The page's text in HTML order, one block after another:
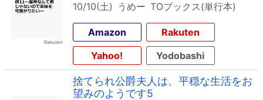
10/10(土) うめー TOブックス(単行本)
Amazon
Rakuten
Yahoo!
Yodobashi
捨てられ公爵夫人は、平穏な生活をお
望みのようです5